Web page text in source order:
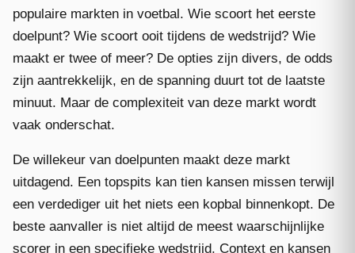
populaire markten in voetbal. Wie scoort het eerste
doelpunt? Wie scoort ooit tijdens de wedstrijd? Wie
maakt er twee of meer? De opties zijn divers, de odds
zijn aantrekkelijk, en de spanning duurt tot de laatste
minuut. Maar de complexiteit van deze markt wordt
vaak onderschat.
De willekeur van doelpunten maakt deze markt
uitdagend. Een topspits kan tien kansen missen terwijl
een verdediger uit het niets een kopbal binnenkopt. De
beste aanvaller is niet altijd de meest waarschijnlijke
scorer in een specifieke wedstrijd. Context en kansen